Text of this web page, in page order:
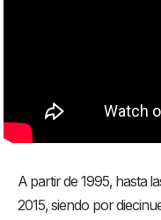
A partir de 1995, hasta
2015, siendo por